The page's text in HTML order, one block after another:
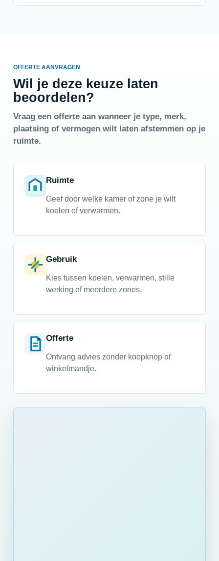
OFFERTE AANVRAGEN
Wil je deze keuze laten
beoordelen?
Vraag een offerte aan wanneer je type, merk,
plaatsing of vermogen wilt laten afstemmen op je
ruimte.
Ruimte
Geef door welke kamer of zone je wilt
koelen of verwarmen.
Gebruik
Kies tussen koelen, verwarmen, stille
werking of meerdere zones.
Offerte
Ontvang advies zonder koopknop of
winkelmandje.